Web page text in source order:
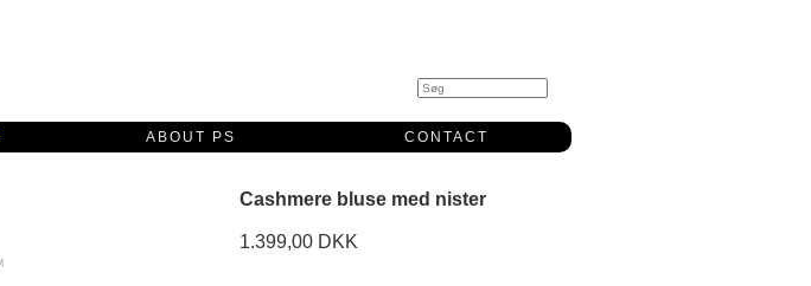
ABOUT PS CONTACT
Cashmere bluse med nister
1.399,00 DKK